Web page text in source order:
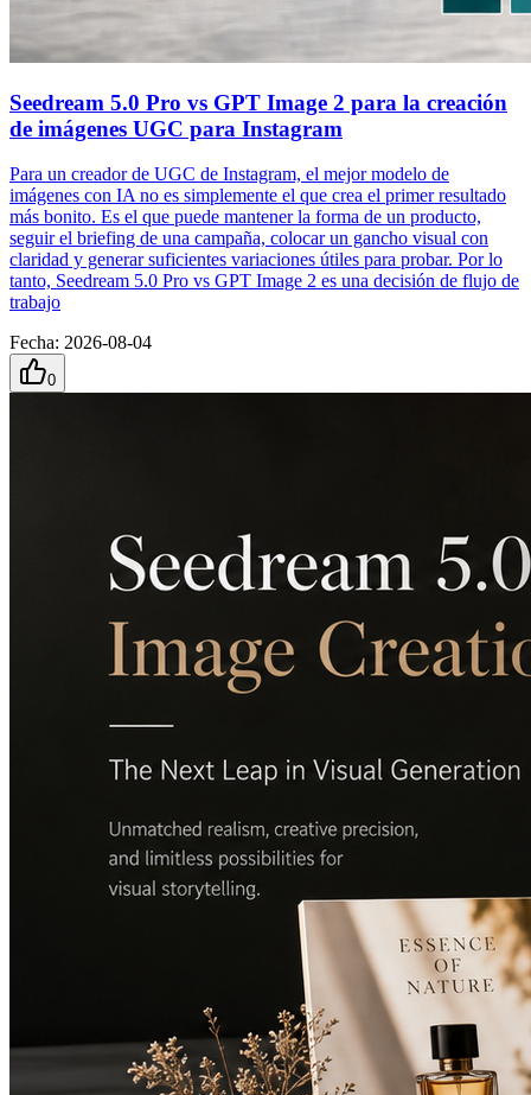
Seedream 5.0 Pro vs GPT Image 2 para la creación
de imágenes UGC para Instagram
Para un creador de UGC de Instagram, el mejor modelo de
imágenes con IA no es simplemente el que crea el primer resultado
más bonito. Es el que puede mantener la forma de un producto,
seguir el briefing de una campaña, colocar un gancho visual con
claridad y generar suficientes variaciones útiles para probar. Por lo
tanto, Seedream 5.0 Pro vs GPT Image 2 es una decisión de flujo de
trabajo
Fecha: 2026-08-04
0